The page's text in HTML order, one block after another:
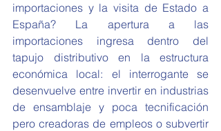
importaciones y la visita de Estado a
España? La apertura a las
importaciones ingresa dentro del
tapujo distributivo en la estructura
económica local: el interrogante se
desenvuelve entre invertir en industrias
de ensamblaje y poca tecnificación
pero creadoras de empleos o subvertir